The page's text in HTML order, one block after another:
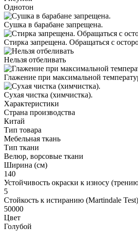
Однотон
Сушка в барабане запрещена.
Стирка запрещена. Обращаться с
Нельзя отбеливать
Глажение при максимальной
Cухая чистка (химчистка).
Характеристики
Страна производства
Китай
Тип товара
Мебельная ткань
Тип ткани
Велюр, ворсовые ткани
Ширина (см)
140
Устойчивость окраски к износу
5
Стойкость к истиранию (Martindale Test)
50000
Цвет
Голубой